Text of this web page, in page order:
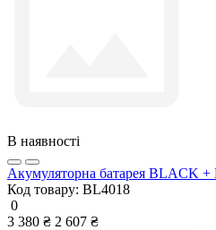
В наявності
Акумуляторна батарея BLACK
Код товару: BL4018
0
3 380 ₴ 2 607 ₴